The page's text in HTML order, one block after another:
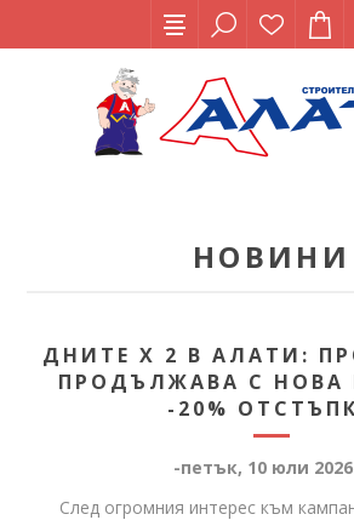
НОВИНИ
ДНИТЕ X 2 В АЛАТИ:
ПРОДЪЛЖАВА С НОВА
-20%
-петък, 10 юли 2026
След огромния интерес към